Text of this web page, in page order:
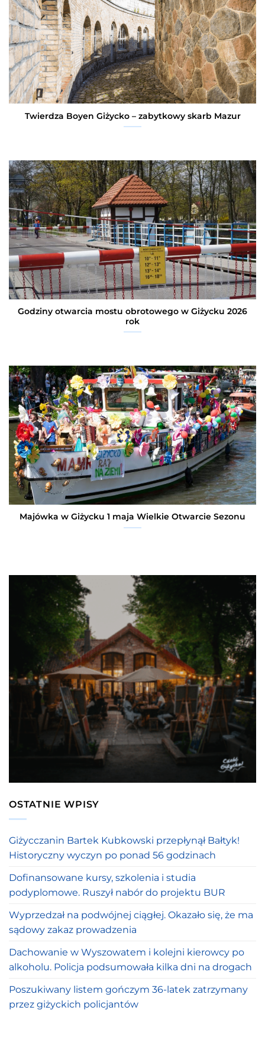
Twierdza Boyen Giżycko – zabytkowy skarb Mazur
Godziny otwarcia mostu obrotowego w Giżycku 2026
rok
Majówka w Giżycku 1 maja Wielkie Otwarcie Sezonu
OSTATNIE WPISY
Giżycczanin Bartek Kubkowski przepłynął Bałtyk!
Historyczny wyczyn po ponad 56 godzinach
Dofinansowane kursy, szkolenia i studia
podyplomowe. Ruszył nabór do projektu BUR
Wyprzedzał na podwójnej ciągłej. Okazało się, że ma
sądowy zakaz prowadzenia
Dachowanie w Wyszowatem i kolejni kierowcy po
alkoholu. Policja podsumowała kilka dni na drogach
Poszukiwany listem gończym 36-latek zatrzymany
przez giżyckich policjantów